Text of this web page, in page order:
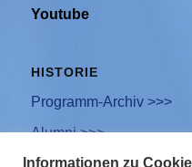
Youtube
HISTORIE
Programm-Archiv >>>
Alumni >>>
Informationen zu